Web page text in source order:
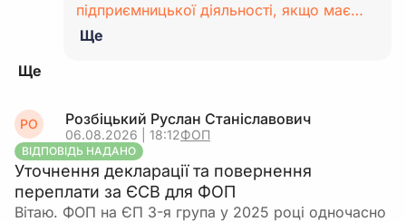
підприємницької діяльності, якщо має…
Ще
РО Розбіцький Руслан Станіславович
06.08.2026 | 18:12ФОП
ВІДПОВІДЬ НАДАНО
Уточнення декларації та повернення
переплати за ЄСВ для ФОП
Вітаю. ФОП на ЄП 3-я група у 2025 році одночасно